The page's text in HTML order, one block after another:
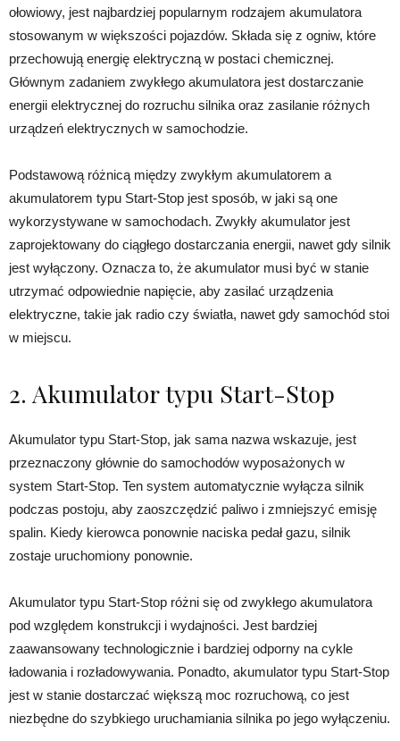
ołowiowy, jest najbardziej popularnym rodzajem akumulatora
stosowanym w większości pojazdów. Składa się z ogniw, które
przechowują energię elektryczną w postaci chemicznej.
Głównym zadaniem zwykłego akumulatora jest dostarczanie
energii elektrycznej do rozruchu silnika oraz zasilanie różnych
urządzeń elektrycznych w samochodzie.
Podstawową różnicą między zwykłym akumulatorem a
akumulatorem typu Start-Stop jest sposób, w jaki są one
wykorzystywane w samochodach. Zwykły akumulator jest
zaprojektowany do ciągłego dostarczania energii, nawet gdy silnik
jest wyłączony. Oznacza to, że akumulator musi być w stanie
utrzymać odpowiednie napięcie, aby zasilać urządzenia
elektryczne, takie jak radio czy światła, nawet gdy samochód stoi
w miejscu.
2. Akumulator typu Start-Stop
Akumulator typu Start-Stop, jak sama nazwa wskazuje, jest
przeznaczony głównie do samochodów wyposażonych w
system Start-Stop. Ten system automatycznie wyłącza silnik
podczas postoju, aby zaoszczędzić paliwo i zmniejszyć emisję
spalin. Kiedy kierowca ponownie naciska pedał gazu, silnik
zostaje uruchomiony ponownie.
Akumulator typu Start-Stop różni się od zwykłego akumulatora
pod względem konstrukcji i wydajności. Jest bardziej
zaawansowany technologicznie i bardziej odporny na cykle
ładowania i rozładowywania. Ponadto, akumulator typu Start-Stop
jest w stanie dostarczać większą moc rozruchową, co jest
niezbędne do szybkiego uruchamiania silnika po jego wyłączeniu.